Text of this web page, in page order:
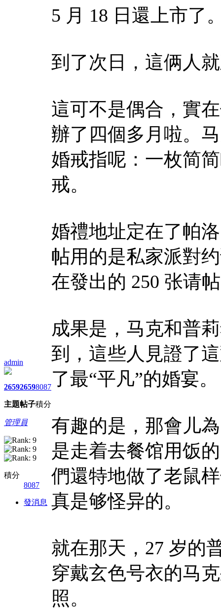
admin
2659
主題
2659
帖子
8087
積分
管理員
積分
8087
發消息
5 月 18 日還上市了
到了次日，這俩人
這可不是偶合，實
辦了四個多月啦。
婚戒指呢：一枚简
戒。
婚禮地址定在了帕
帖用的是私家派對
在發出的 250 张请
成果是，马克和普
到，這些人見證了
了最“平凡”的婚宴。
有趣的是，那會儿
是走着去餐馆用饭
們還特地做了老鼠
真是够怪异的。
就在那天，27 岁的
穿戴玄色号衣的马
照。